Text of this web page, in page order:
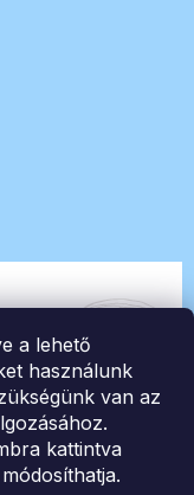
a lehető
használunk
van az
kattintva